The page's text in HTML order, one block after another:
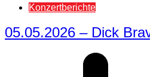
Konzertberichte
05.05.2026 – Dick